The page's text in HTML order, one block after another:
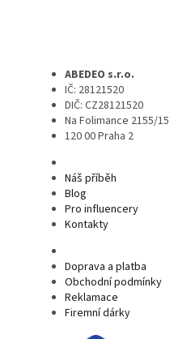
ABEDEO s.r.o.
IČ: 28121520
DIČ: CZ28121520
Na Folimance 2155/15
120 00 Praha 2
Náš příběh
Blog
Pro influencery
Kontakty
Doprava a platba
Obchodní podmínky
Reklamace
Firemní dárky